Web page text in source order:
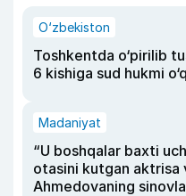
O‘zbekiston
Toshkentda o‘pirilib
6 kishiga sud hukmi
Madaniyat
“U boshqalar baxti
otasini kutgan aktrisa
Ahmedovaning